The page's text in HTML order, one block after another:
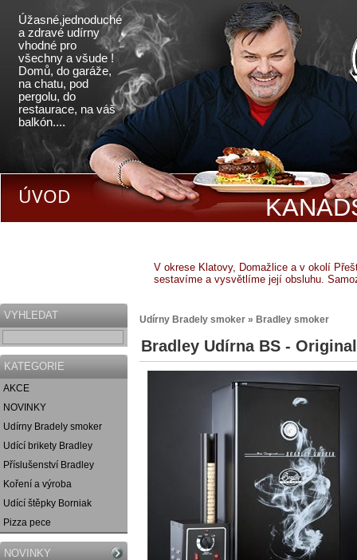
Úžasné,jednoduché
a zdravé udírny
vhodné pro
všechny a všude !
Domů, do garáže,
na chatu, pod
pergolu, do
restaurace, na váš
balkón....
ÚVOD
V okrese Klatovy, Domažlice a v okolí
sestavíme a vysvětlíme její obsluhu.
VYHLEDAT
KATEGORIE
AKCE
NOVINKY
Udírny Bradely smoker
Udící brikety Bradley
Příslušenství Bradley
Koření a výroba
Udící štěpky Borniak
Pizza pece
NOVINKY
Udírny Bradely smoker » Bradley smoker
Bradley Udírna BS -